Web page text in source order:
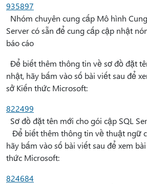
935897
Nhóm chuyên cung cấp Mô hình
Server có sẵn để cung cấp cập nhật
báo cáo
Để biết thêm thông tin về sơ đồ đặt
nhật, hãy bấm vào số bài viết sau để
sở Kiến thức Microsoft:
822499
Sơ đồ đặt tên mới cho gói cập SQL
Để biết thêm thông tin về thuật ngữ
hãy bấm vào số bài viết sau để xem
thức Microsoft:
824684